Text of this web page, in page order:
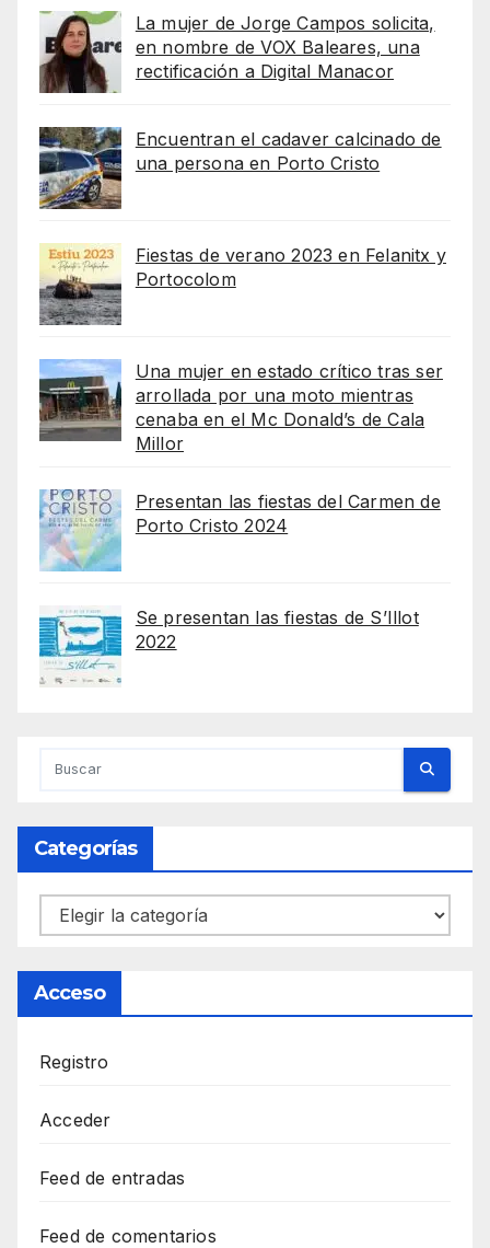
La mujer de Jorge Campos solicita,
en nombre de VOX Baleares, una
rectificación a Digital Manacor
Encuentran el cadaver calcinado de
una persona en Porto Cristo
Fiestas de verano 2023 en Felanitx y
Portocolom
Una mujer en estado crítico tras ser
arrollada por una moto mientras
cenaba en el Mc Donald’s de Cala
Millor
Presentan las fiestas del Carmen de
Porto Cristo 2024
Se presentan las fiestas de S’Illot
2022
Categorías
Categorías
Acceso
Registro
Acceder
Feed de entradas
Feed de comentarios